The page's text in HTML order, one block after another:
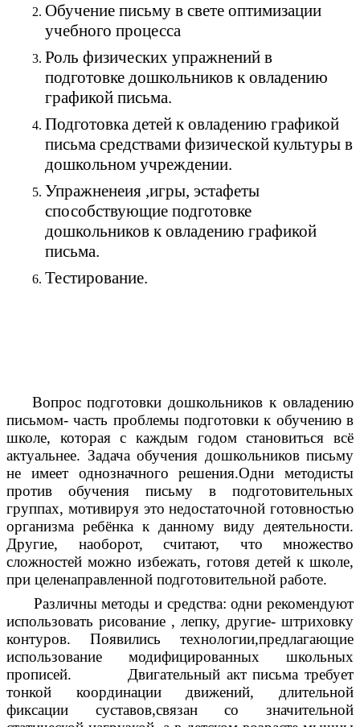
Обучение письму в свете оптимизации
учебного процесса
Роль физических упражнений в
подготовке дошкольников к овладению
графикой письма.
Подготовка детей к овладению графикой
письма средствами физической культуры в
дошкольном учреждении.
Упражненеия ,игры, эстафеты
способствующие подготовке
дошкольников к овладению графикой
письма.
Тестирование.
Вопрос подготовки дошкольников к овладению
письмом- часть проблемы подготовки к обучению в
школе, которая с каждым годом становиться всё
актуальнее. Задача обучения дошкольников письму
не имеет однозначного решения.Одни методисты
против обучения письму в подготовительных
группах, мотивируя это недостаточной готовностью
организма ребёнка к данному виду деятельности.
Другие, наоборот, считают, что множество
сложностей можно избежать, готовя детей к школе,
при целенаправленной подготовительной работе.
Различны методы и средства: одни рекомендуют
использовать рисование , лепку, другие- штриховку
контуров. Появились технологии,предлагающие
использование модифицированных школьных
прописей. Двигательный акт письма требует
тонкой координации движений, длительной
фиксации суставов,связан со значительной